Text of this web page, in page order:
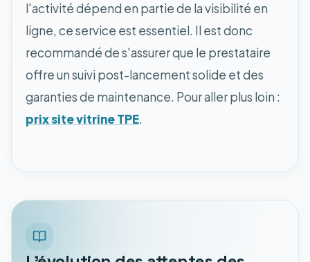
l'activité dépend en partie de la visibilité en
ligne, ce service est essentiel. Il est donc
recommandé de s'assurer que le prestataire
offre un suivi post-lancement solide et des
garanties de maintenance. Pour aller plus loin :
prix site vitrine TPE.